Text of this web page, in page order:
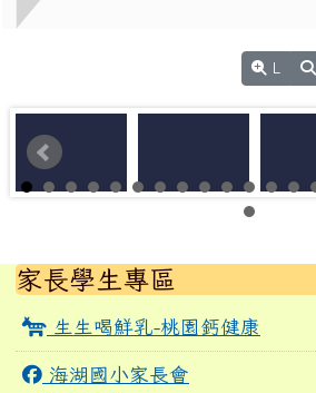
左邊區域內容
家長學生專區
生生喝鮮乳-桃園鈣健康
海湖國小家長會